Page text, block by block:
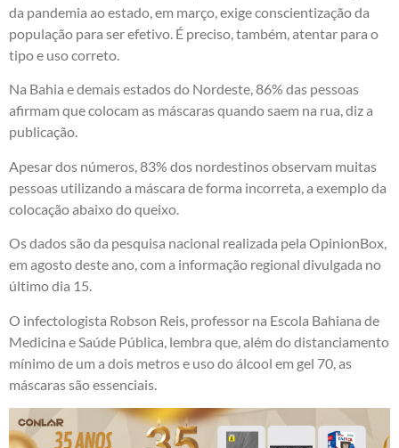
da pandemia ao estado, em março, exige conscientização da
população para ser efetivo. É preciso, também, atentar para o
tipo e uso correto.
Na Bahia e demais estados do Nordeste, 86% das pessoas
afirmam que colocam as máscaras quando saem na rua, diz a
publicação.
Apesar dos números, 83% dos nordestinos observam muitas
pessoas utilizando a máscara de forma incorreta, a exemplo da
colocação abaixo do queixo.
Os dados são da pesquisa nacional realizada pela OpinionBox,
em agosto deste ano, com a informação regional divulgada no
último dia 15.
O infectologista Robson Reis, professor na Escola Bahiana de
Medicina e Saúde Pública, lembra que, além do distanciamento
mínimo de um a dois metros e uso do álcool em gel 70, as
máscaras são essenciais.